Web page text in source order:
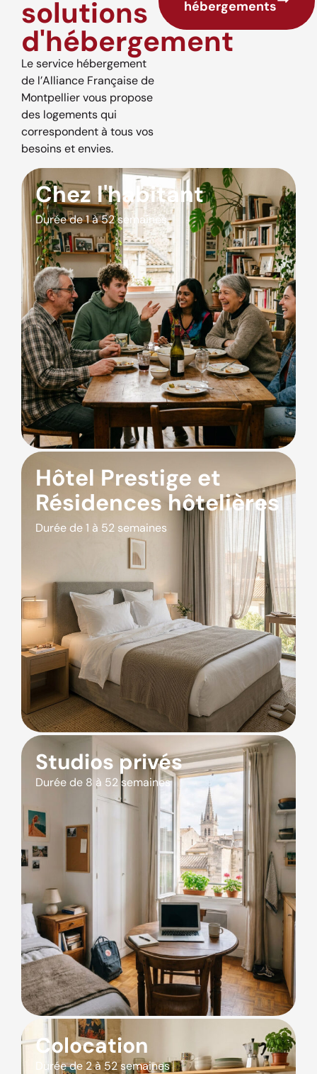
solutions
d'hébergement
Le service hébergement
de l’Alliance Française de
Montpellier vous propose
des logements qui
correspondent à tous vos
besoins et envies.
hébergements
Chez l'habitant
Durée de 1 à 52 semaines
Hôtel Prestige et
Résidences hôtelières
Durée de 1 à 52 semaines
Studios privés
Durée de 8 à 52 semaines
Colocation
Durée de 2 à 52 semaines